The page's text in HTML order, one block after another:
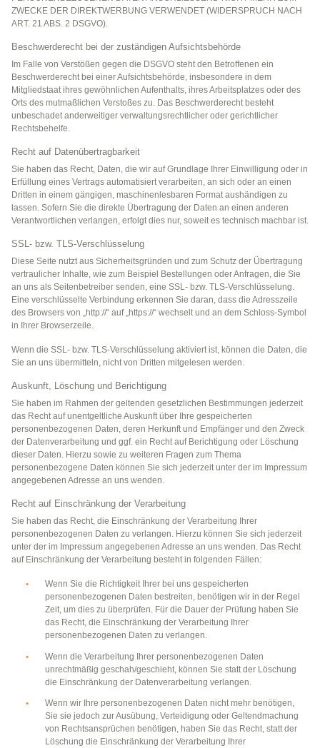
ZWECKE DER DIREKTWERBUNG VERWENDET (WIDERSPRUCH NACH
ART. 21 ABS. 2 DSGVO).
Beschwerderecht bei der zuständigen Aufsichtsbehörde
Im Falle von Verstößen gegen die DSGVO steht den Betroffenen ein
Beschwerderecht bei einer Aufsichtsbehörde, insbesondere in dem
Mitgliedstaat ihres gewöhnlichen Aufenthalts, ihres Arbeitsplatzes oder des
Orts des mutmaßlichen Verstoßes zu. Das Beschwerderecht besteht
unbeschadet anderweitiger verwaltungsrechtlicher oder gerichtlicher
Rechtsbehelfe.
Recht auf Datenübertragbarkeit
Sie haben das Recht, Daten, die wir auf Grundlage Ihrer Einwilligung oder in
Erfüllung eines Vertrags automatisiert verarbeiten, an sich oder an einen
Dritten in einem gängigen, maschinenlesbaren Format aushändigen zu
lassen. Sofern Sie die direkte Übertragung der Daten an einen anderen
Verantwortlichen verlangen, erfolgt dies nur, soweit es technisch machbar ist.
SSL- bzw. TLS-Verschlüsselung
Diese Seite nutzt aus Sicherheitsgründen und zum Schutz der Übertragung
vertraulicher Inhalte, wie zum Beispiel Bestellungen oder Anfragen, die Sie
an uns als Seitenbetreiber senden, eine SSL- bzw. TLS-Verschlüsselung.
Eine verschlüsselte Verbindung erkennen Sie daran, dass die Adresszeile
des Browsers von „http://“ auf „https://“ wechselt und an dem Schloss-Symbol
in Ihrer Browserzeile.
Wenn die SSL- bzw. TLS-Verschlüsselung aktiviert ist, können die Daten, die
Sie an uns übermitteln, nicht von Dritten mitgelesen werden.
Auskunft, Löschung und Berichtigung
Sie haben im Rahmen der geltenden gesetzlichen Bestimmungen jederzeit
das Recht auf unentgeltliche Auskunft über Ihre gespeicherten
personenbezogenen Daten, deren Herkunft und Empfänger und den Zweck
der Datenverarbeitung und ggf. ein Recht auf Berichtigung oder Löschung
dieser Daten. Hierzu sowie zu weiteren Fragen zum Thema
personenbezogene Daten können Sie sich jederzeit unter der im Impressum
angegebenen Adresse an uns wenden.
Recht auf Einschränkung der Verarbeitung
Sie haben das Recht, die Einschränkung der Verarbeitung Ihrer
personenbezogenen Daten zu verlangen. Hierzu können Sie sich jederzeit
unter der im Impressum angegebenen Adresse an uns wenden. Das Recht
auf Einschränkung der Verarbeitung besteht in folgenden Fällen:
Wenn Sie die Richtigkeit Ihrer bei uns gespeicherten
personenbezogenen Daten bestreiten, benötigen wir in der Regel
Zeit, um dies zu überprüfen. Für die Dauer der Prüfung haben Sie
das Recht, die Einschränkung der Verarbeitung Ihrer
personenbezogenen Daten zu verlangen.
Wenn die Verarbeitung Ihrer personenbezogenen Daten
unrechtmäßig geschah/geschieht, können Sie statt der Löschung
die Einschränkung der Datenverarbeitung verlangen.
Wenn wir Ihre personenbezogenen Daten nicht mehr benötigen,
Sie sie jedoch zur Ausübung, Verteidigung oder Geltendmachung
von Rechtsansprüchen benötigen, haben Sie das Recht, statt der
Löschung die Einschränkung der Verarbeitung Ihrer